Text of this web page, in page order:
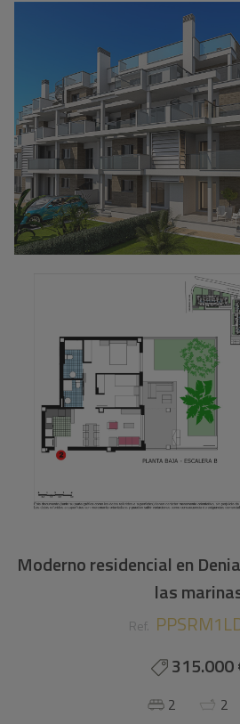
Moderno residencial en
las
Ref.
315.000
2 2